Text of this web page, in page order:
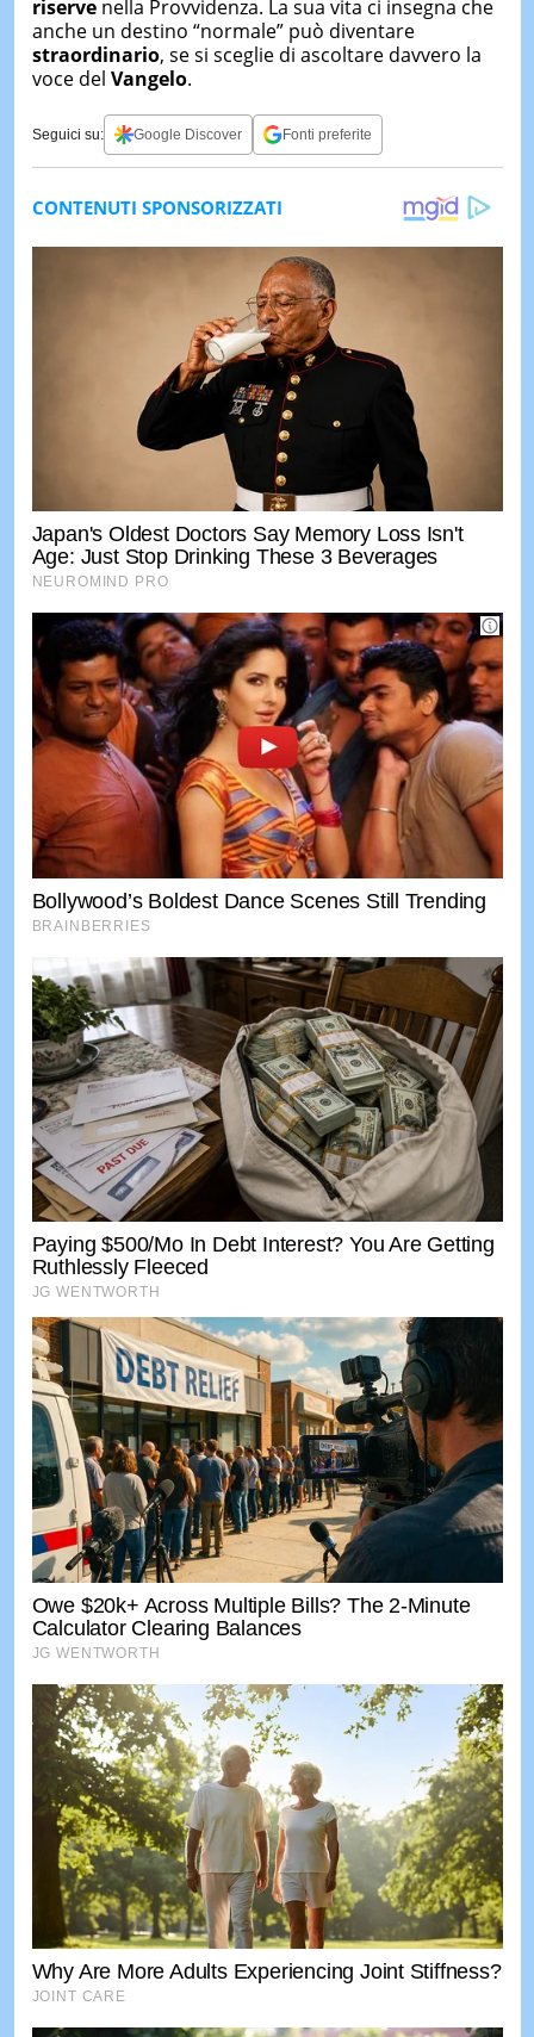
riservenella Provvidenza. La sua vita ci insegna che
anche un destino “normale” può diventare
straordinario, se si sceglie di ascoltare davvero la
voce del Vangelo.
Seguici su: Google Discover Fonti preferite